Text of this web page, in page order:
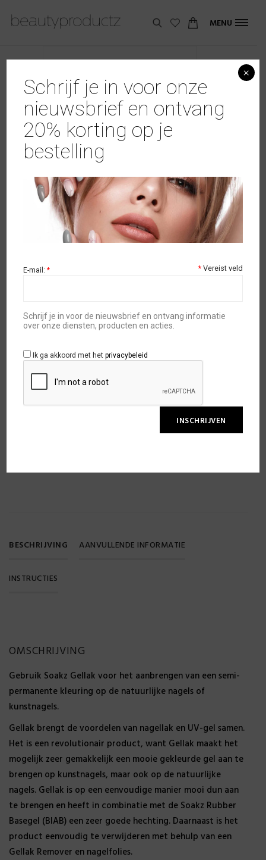
MENU
Soakz Gellak #057
TOEVOEGEN AAN WINKELWAGEN
BESCHRIJVING AANVULLENDE INFORMATIE
INSTRUCTIES
OMSCHRIJVING
Gebruik Soakz Gellak voor het aanbrengen van een semi-
permanente kleuring op de natuurlijke nagels of
kunstnagels.
Gellak brengt de voordelen van nagellak en UV-gel samen.
Het is een revolutionair product, want Gellak maakt het
mogelijk zeer gemakkelijk een mooie gekleurde gel aan te
brengen op kunstnagels, maar ook op de natuurlijke
nagels. Gellak is op een eenvoudige manier mooi dun aan
te brengen en heeft in combinatie met de Soakz Rubber
Basegel (BIAB) een zeer goede hechting. Daarnaast is het
product eenvoudig te verwijderen met behulp van een
Gellak Remover en nagelfolies.
SKU
stuks
DOWNLOAD PDF
Schrijf je in voor onze
nieuwsbrief en ontvang
20% korting op je
bestelling
*Vereist veld
E-mail:*
Schrijf je in voor de nieuwsbrief en ontvang informatie
over onze diensten, producten en acties.
Ik ga akkoord met hetprivacybeleid
×